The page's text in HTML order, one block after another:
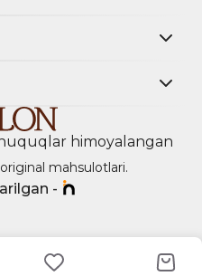
himoyalangan
mahsulotlari.
-